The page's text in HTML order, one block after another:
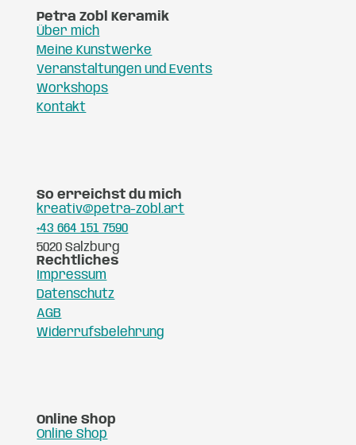
Petra Zobl Keramik
Über mich
Meine Kunstwerke
Veranstaltungen und Events
Workshops
Kontakt
So erreichst du mich
kreativ@petra-zobl.art
+43 664 151 7590
5020 Salzburg
Rechtliches
Impressum
Datenschutz
AGB
Widerrufsbelehrung
Online Shop
Online Shop